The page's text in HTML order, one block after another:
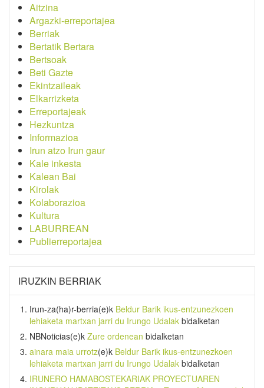
Aitzina
Argazki-erreportajea
Berriak
Bertatik Bertara
Bertsoak
Beti Gazte
Ekintzaileak
Elkarrizketa
Erreportajeak
Hezkuntza
Informazioa
Irun atzo Irun gaur
Kale inkesta
Kalean Bai
Kirolak
Kolaborazioa
Kultura
LABURREAN
Publierreportajea
IRUZKIN BERRIAK
Irun-za(ha)r-berria(e)k Beldur Barik ikus-entzunezkoen
lehiaketa martxan jarri du Irungo Udalak bidalketan
NBNoticias(e)k Zure ordenean bidalketan
ainara maia urrotz(e)k Beldur Barik ikus-entzunezkoen
lehiaketa martxan jarri du Irungo Udalak bidalketan
IRUNERO HAMABOSTEKARIAK PROYECTUAREN